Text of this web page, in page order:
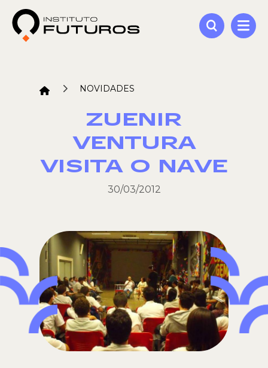
NOVIDADES
ZUENIR
VENTURA
VISITA O NAVE
30/03/2012